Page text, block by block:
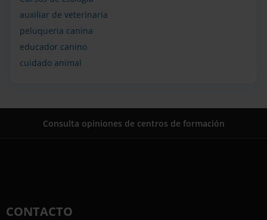
auxiliar de veterinaria
peluqueria canina
educador canino
cuidado animal
Consulta opiniones de centros de formación
CONTACTO